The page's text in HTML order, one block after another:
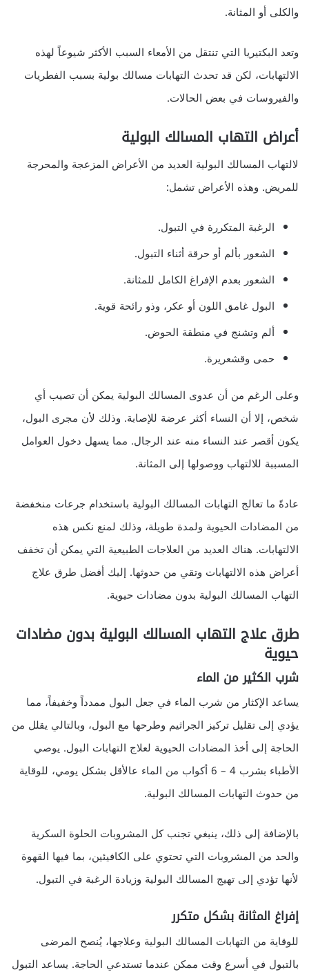
والكلى أو المثانة.
وتعد البكتيريا التي تنتقل من الأمعاء السبب الأكثر شيوعاً لهذه
الالتهابات، لكن قد تحدث التهابات مسالك بولية بسبب الفطريات
والفيروسات في بعض الحالات.
أعراض التهاب المسالك البولية
لالتهاب المسالك البولية العديد من الأعراض المزعجة والمحرجة
للمريض. وهذه الأعراض تشمل:
الرغبة المتكررة في التبول.
الشعور بألم أو حرقة أثناء التبول.
الشعور بعدم الإفراغ الكامل للمثانة.
البول غامق اللون أو عكر، وذو رائحة قوية.
ألم وتشنج في منطقة الحوض.
حمى وقشعريرة.
وعلى الرغم من أن عدوى المسالك البولية يمكن أن تصيب أي
شخص، إلا أن النساء أكثر عرضة للإصابة. وذلك لأن مجرى البول،
يكون أقصر عند النساء منه عند الرجال. مما يسهل دخول العوامل
المسببة للالتهاب ووصولها إلى المثانة.
عادةً ما تعالج التهابات المسالك البولية باستخدام جرعات منخفضة
من المضادات الحيوية ولمدة طويلة، وذلك لمنع نكس هذه
الالتهابات. هناك العديد من العلاجات الطبيعية التي يمكن أن تخفف
أعراض هذه الالتهابات وتقي من حدوثها. إليك أفضل طرق علاج
التهاب المسالك البولية بدون مضادات حيوية.
طرق علاج التهاب المسالك البولية بدون مضادات
حيوية
شرب الكثير من الماء
يساعد الإكثار من شرب الماء في جعل البول ممدداً وخفيفاً، مما
يؤدي إلى تقليل تركيز الجراثيم وطرحها مع البول، وبالتالي يقلل من
الحاجة إلى أخذ المضادات الحيوية لعلاج التهابات البول. يوصي
الأطباء بشرب 4 – 6 أكواب من الماء عالأقل بشكل يومي، للوقاية
من حدوث التهابات المسالك البولية.
بالإضافة إلى ذلك، ينبغي تجنب كل المشروبات الحلوة السكرية
والحد من المشروبات التي تحتوي على الكافيئين، بما فيها القهوة
لأنها تؤدي إلى تهيج المسالك البولية وزيادة الرغبة في التبول.
إفراغ المثانة بشكل متكرر
للوقاية من التهابات المسالك البولية وعلاجها، يُنصح المرضى
بالتبول في أسرع وقت ممكن عندما تستدعي الحاجة. يساعد التبول